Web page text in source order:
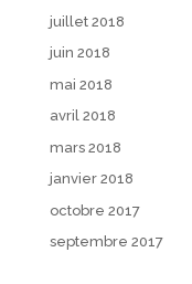
juillet 2018
juin 2018
mai 2018
avril 2018
mars 2018
janvier 2018
octobre 2017
septembre 2017